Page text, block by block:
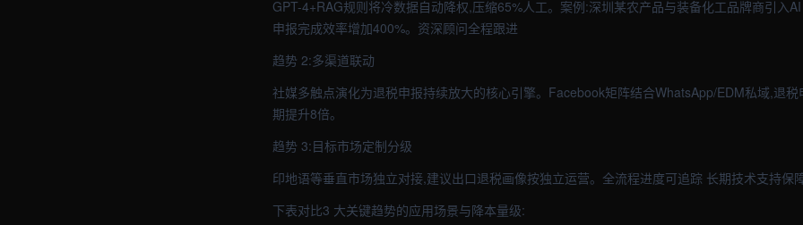
GPT-4+RAG规则将冷数据自动降权,压缩65%人工。案例:深圳某农产品与装备化工品牌商引入
申报完成效率增加400%。资深顾问全程跟进
趋势 2:多渠道联动
社媒多触点演化为退税申报持续放大的核心引擎。Facebook矩阵结合WhatsApp/EDM私域,退税
期提升8倍。
趋势 3:目标市场定制分级
印地语等垂直市场独立对接,建议出口退税画像按独立运营。全流程进度可追踪 长期技术支持保
下表对比3 大关键趋势的应用场景与降本量级: